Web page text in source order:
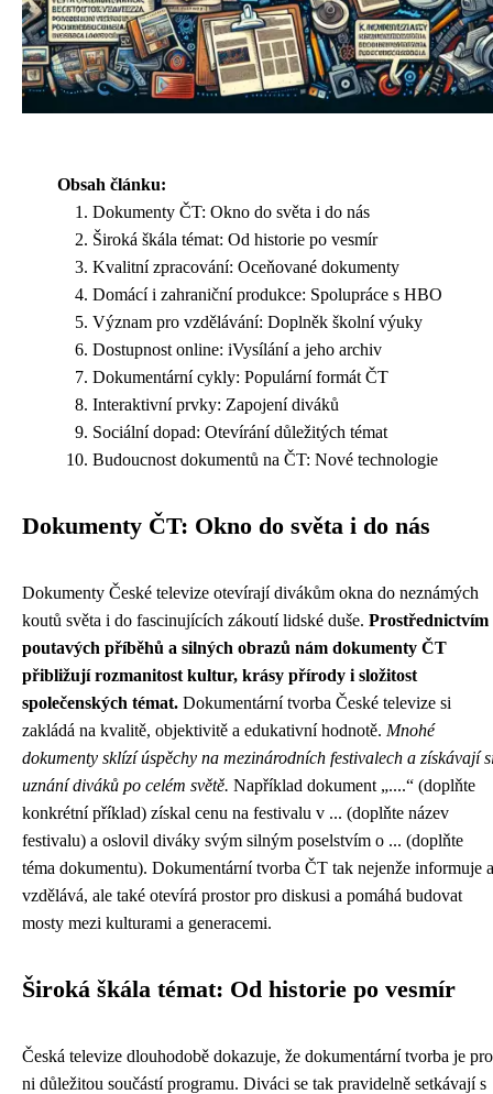
Obsah článku:
Dokumenty ČT: Okno do světa i do nás
Široká škála témat: Od historie po vesmír
Kvalitní zpracování: Oceňované dokumenty
Domácí i zahraniční produkce: Spolupráce s HBO
Význam pro vzdělávání: Doplněk školní výuky
Dostupnost online: iVysílání a jeho archiv
Dokumentární cykly: Populární formát ČT
Interaktivní prvky: Zapojení diváků
Sociální dopad: Otevírání důležitých témat
Budoucnost dokumentů na ČT: Nové technologie
Dokumenty ČT: Okno do světa i do nás
Dokumenty České televize otevírají divákům okna do neznámých
koutů světa i do fascinujících zákoutí lidské duše. Prostřednictvím
poutavých příběhů a silných obrazů nám dokumenty ČT
přibližují rozmanitost kultur, krásy přírody i složitost
společenských témat. Dokumentární tvorba České televize si
zakládá na kvalitě, objektivitě a edukativní hodnotě. Mnohé
dokumenty sklízí úspěchy na mezinárodních festivalech a získávají
uznání diváků po celém světě. Například dokument „....“ (doplňte
konkrétní příklad) získal cenu na festivalu v ... (doplňte název
festivalu) a oslovil diváky svým silným poselstvím o ... (doplňte
téma dokumentu). Dokumentární tvorba ČT tak nejenže informuje a
vzdělává, ale také otevírá prostor pro diskusi a pomáhá budovat
mosty mezi kulturami a generacemi.
Široká škála témat: Od historie po vesmír
Česká televize dlouhodobě dokazuje, že dokumentární tvorba je pro
ni důležitou součástí programu. Diváci se tak pravidelně setkávají s